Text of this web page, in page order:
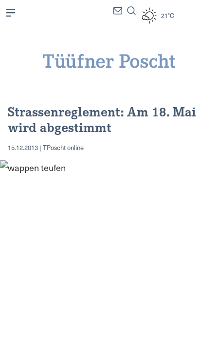
21°C
Strassenreglement: Am 18. Mai
wird abgestimmt
15.12.2013 | TPoscht online